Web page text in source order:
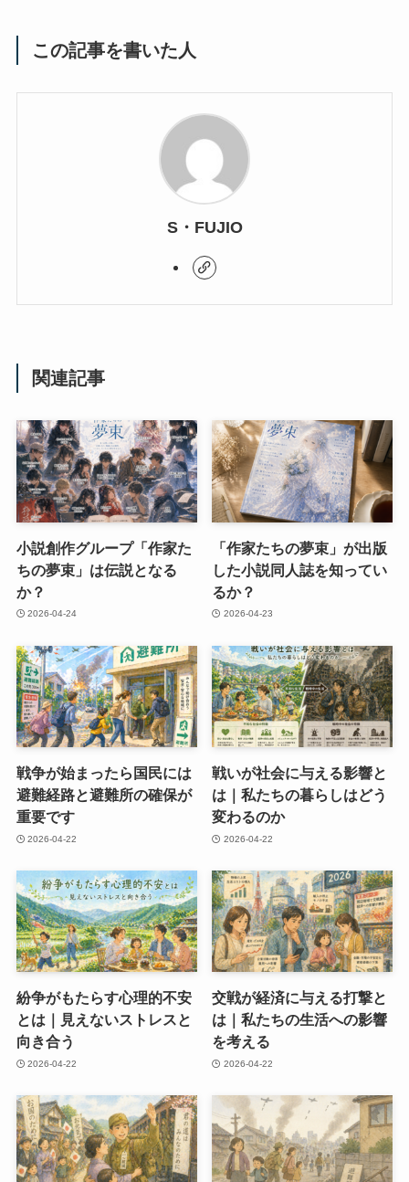
この記事を書いた人
S・FUJIO
関連記事
小説創作グループ「作家た
ちの夢束」は伝説となる
か？
2026-04-24
「作家たちの夢束」が出版
した小説同人誌を知ってい
るか？
2026-04-23
戦争が始まったら国民には
避難経路と避難所の確保が
重要です
2026-04-22
戦いが社会に与える影響と
は｜私たちの暮らしはどう
変わるのか
2026-04-22
紛争がもたらす心理的不安
とは｜見えないストレスと
向き合う
2026-04-22
交戦が経済に与える打撃と
は｜私たちの生活への影響
を考える
2026-04-22